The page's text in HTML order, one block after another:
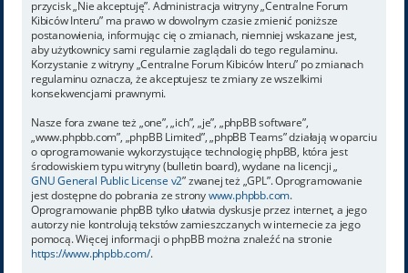
przycisk „Nie akceptuję”. Administracja witryny „Centralne Forum
Kibiców Interu” ma prawo w dowolnym czasie zmienić poniższe
postanowienia, informując cię o zmianach, niemniej wskazane jest,
aby użytkownicy sami regularnie zaglądali do tego regulaminu.
Korzystanie z witryny „Centralne Forum Kibiców Interu” po zmianach
regulaminu oznacza, że akceptujesz te zmiany ze wszelkimi
konsekwencjami prawnymi.
Nasze fora zwane też „one”, „ich”, „je”, „phpBB software”,
„www.phpbb.com”, „phpBB Limited”, „phpBB Teams” działają w oparciu
o oprogramowanie wykorzystujące technologię phpBB, która jest
środowiskiem typu witryny (bulletin board), wydane na licencji „
GNU General Public License v2” zwanej też „GPL”. Oprogramowanie
jest dostępne do pobrania ze stronywww.phpbb.com.
Oprogramowanie phpBB tylko ułatwia dyskusje przez internet, a jego
autorzy nie kontrolują tekstów zamieszczanych w internecie za jego
pomocą. Więcej informacji o phpBB można znaleźć na stronie
https://www.phpbb.com/.